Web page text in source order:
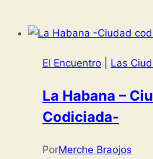
El Encuentro Las
La Habana –
Codiciada-
PorMerche Braojos